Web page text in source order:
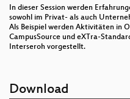
In dieser Session werden
sowohl im Privat- als auch
Als Beispiel werden Aktivitäten in
CampusSource und eXTra-
Interseroh vorgestellt.
Download